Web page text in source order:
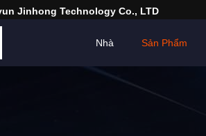
Jinhong Technology Co., LTD
Nhà Sản Phẩm